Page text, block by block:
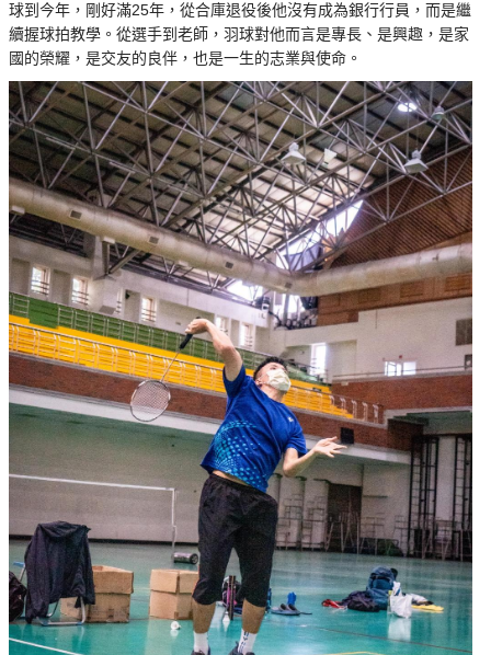
球到今年，剛好滿25年，從合庫退役後他沒有成為銀行行員，而是繼
續握球拍教學。從選手到老師，羽球對他而言是專長、是興趣，是家
國的榮耀，是交友的良伴，也是一生的志業與使命。